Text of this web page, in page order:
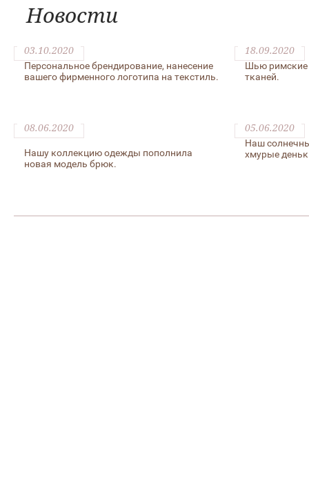
Новости
03.10.2020
Персональное брендирование, нанесение
вашего фирменного логотипа на текстиль.
18.09.2020
Шью римские
тканей.
08.06.2020
Нашу коллекцию одежды пополнила
новая модель брюк.
05.06.2020
Наш
хмурые